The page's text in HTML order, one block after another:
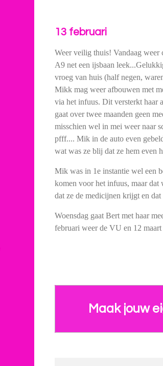
13 februari
Weer veilig thuis! Vandaag
A9 net een ijsbaan
vroeg van huis (half negen,
Mikk mag weer afbouwen met
via het infuus. Dit versterkt haar
gaat over twee maanden geen
misschien wel in mei weer naar
pfff.... Mik in de auto even
wat was ze blij dat ze hem even
Mik was in 1e instantie wel een
komen voor het infuus, maar
dat ze de medicijnen krijgt en
Woensdag gaat Bert met haar
februari weer de VU en 12
Maak jouw